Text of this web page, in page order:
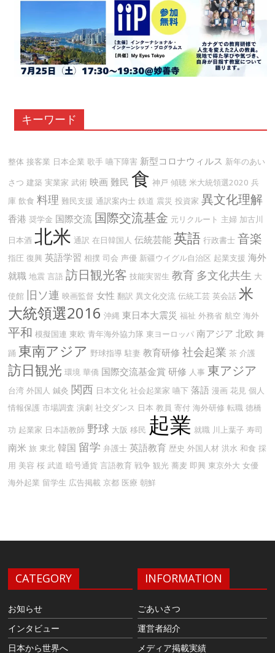
キーワード
整体 接客業 日本企業 歌手 嚥下障害 新型コロナウィルス 新年のあい
さつ 建築 実業家 武術 映画 難民 食 神戸 傾聴 米大統領選2020 兵
庫 飲食 料理 難民支援 通訳案内士 鉄道 震災 投資家 異文化理解
香港 奨学金 国際交流 国際交流基金 元リクルート 主婦 加古川
日本酒 北米 通訳 在日韓国人 伝統芸能 英語 行政書士 音楽
指圧 復興 英語学習 相撲 司会 声優 新疆ウイグル自治区 起業支援 海外
就職 地震 言語 訪日観光客 技能実習生 教育 多文化共生 大
使館 旧ソ連 映画監督 女性 翻訳 異文化交流 伝統工芸 英会話 米
大統領選2016 沖縄 東日本大震災 福祉 外務省 航空 海外
平和 模擬国連 東欧 青年海外協力隊 東ヨーロッパ 南アジア 北欧 舞
踊 東南アジア 野球指導 駐妻 教育研修 社会起業 茶 介護
訪日観光 環境 華僑 国際交流基金賞 研修 人事 東アジア
台湾 外国人 鍼灸 関西 日本文化 社会起業家 嚥下 落語 漫画 花見 個人
情報保護 市場調査 演劇 社交ダンス 日本 教員 寄付 海外研修 転職 徳橋
功 起業家 日本語教師 野球 大阪 移民 起業 就職 川上葉子 寿司
南米 旅 東北 韓国 留学 弁護士 英語教育 歴史 外国人材 洪水 和食 採
用 美容 桜 武道 暗号通貨 言語教育 戦争 観光 蕎麦 即興 東京外大 女優
海外起業 留学生 広告掲載 京都 医療 朝鮮
CATEGORY
お知らせ
インタビュー
日本から世界へ
INFORMATION
ごあいさつ
運営者紹介
メディア掲載実績